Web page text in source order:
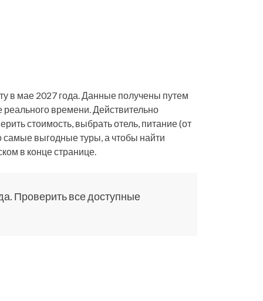
в мае 2027 года. Данные получены путем
времени. Действительно
стоимость, выбрать отель, питание (от
самые выгодные туры, а чтобы найти
в конце странице.
Проверить все доступные